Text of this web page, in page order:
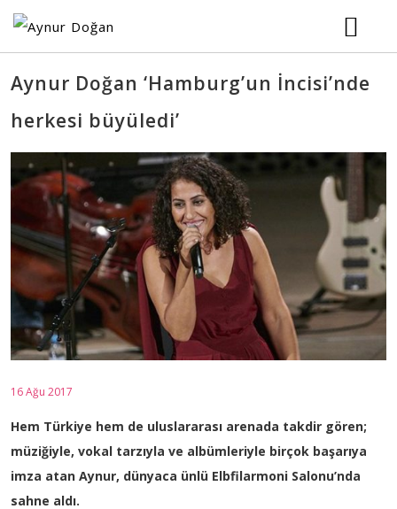
ANASAYFA
KONSERLER
MÜZİK
RESİMLER
VİDEOLAR
Aynur Doğan ‘Hamburg’un İncisi’nde
herkesi büyüledi’
16 Ağu 2017
Hem Türkiye hem de uluslararası arenada takdir gören;
müziğiyle, vokal tarzıyla ve albümleriyle birçok başarıya
imza atan Aynur, dünyaca ünlü Elbfilarmoni Salonu’nda
sahne aldı.